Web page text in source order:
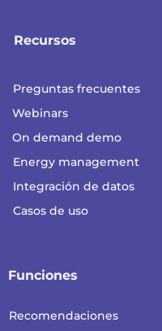
Recursos
Preguntas frecuentes
Webinars
On demand demo
Energy management
Integración de datos
Casos de uso
Funciones
Recomendaciones